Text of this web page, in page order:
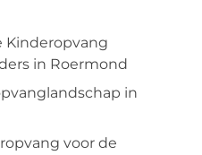
Kinderopvang
in Roermond
in
voor de